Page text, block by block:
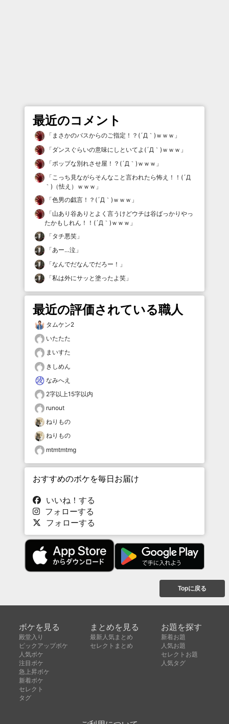
最近のコメント
「 まさかのバスからのご指定！？(´Д｀)ｗｗｗ 」
「ダンスぐらいの意味にしといてよ(´Д｀)ｗｗｗ 」
「ポップな別れさせ屋！？(´Д｀)ｗｗｗ 」
「こっち見ながらそんなこと言われたら怖え！！(´Д
｀)（怯え）ｗｗｗ 」
「色男の戯言！？(´Д｀)ｗｗｗ 」
「山あり谷ありとよく言うけどウチは谷ばっかりやっ
たかもしれん！！(´Д｀)ｗｗｗ 」
「タチ悪笑 」
「あー…泣 」
「なんでだなんでだろー！ 」
「私は外にサッと塗ったよ笑 」
最近の評価されている職人
タムケン2
いたたた
まいすた
きしめん
なみへえ
2字以上15字以内
runout
ねりもの
ねりもの
mtmtmtmg
おすすめのボケを毎日お届け
いいね！する
フォローする
フォローする
Topに戻る
ボケを見る
殿堂入り
ピックアップボケ
人気ボケ
注目ボケ
急上昇ボケ
新着ボケ
セレクト
タグ
まとめを見る
最新人気まとめ
セレクトまとめ
お題を探す
新着お題
人気お題
セレクトお題
人気タグ